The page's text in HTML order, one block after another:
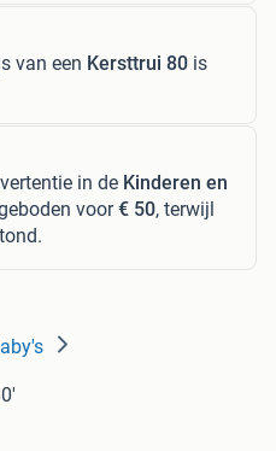
van een Kersttrui 80 is
in de Kinderen en
voor€ 50, terwijl